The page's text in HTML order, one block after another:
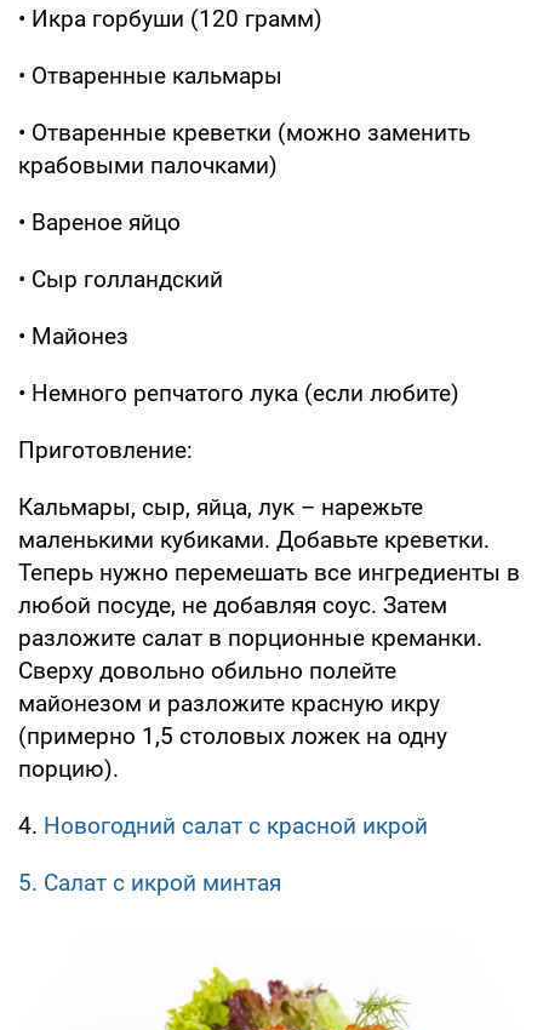
• Икра горбуши (120 грамм)
• Отваренные кальмары
• Отваренные креветки (можно заменить
крабовыми палочками)
• Вареное яйцо
• Сыр голландский
• Майонез
• Немного репчатого лука (если любите)
Приготовление:
Кальмары, сыр, яйца, лук – нарежьте
маленькими кубиками. Добавьте креветки.
Теперь нужно перемешать все ингредиенты в
любой посуде, не добавляя соус. Затем
разложите салат в порционные креманки.
Сверху довольно обильно полейте
майонезом и разложите красную икру
(примерно 1,5 столовых ложек на одну
порцию).
4. Новогодний салат с красной икрой
5. Салат с икрой минтая